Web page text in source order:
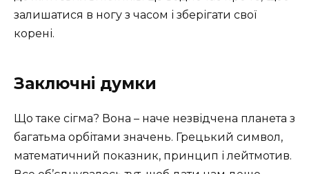
залишатися в ногу з часом і зберігати свої
корені.
Заключні думки
Що таке сігма? Вона – наче незвідчена планета з
багатьма орбітами значень. Грецький символ,
математичний показник, принцип і лейтмотив.